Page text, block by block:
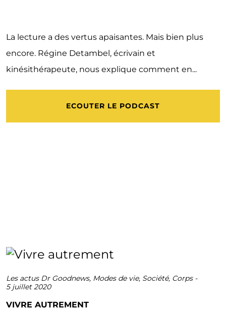
La lecture a des vertus apaisantes. Mais bien plus
encore. Régine Detambel, écrivain et
kinésithérapeute, nous explique comment en...
ECOUTER LE PODCAST
Les actus Dr Goodnews, Modes de vie, Société, Corps-
5 juillet 2020
VIVRE AUTREMENT